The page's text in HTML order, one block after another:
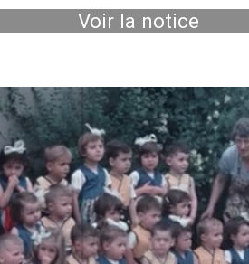
Voir la notice